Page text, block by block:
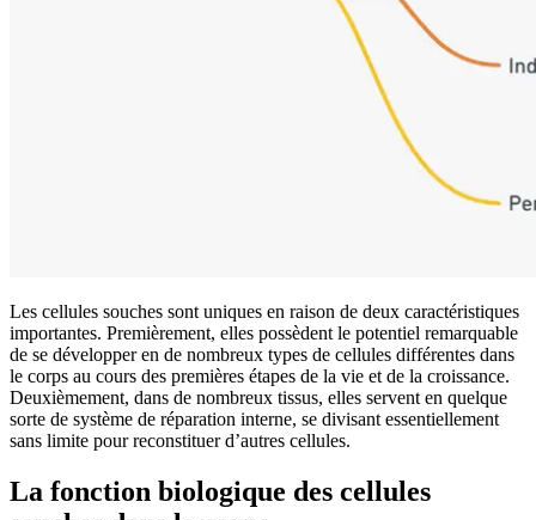
Les cellules souches sont uniques en raison de deux caractéristiques
importantes. Premièrement, elles possèdent le potentiel remarquable
de se développer en de nombreux types de cellules différentes dans
le corps au cours des premières étapes de la vie et de la croissance.
Deuxièmement, dans de nombreux tissus, elles servent en quelque
sorte de système de réparation interne, se divisant essentiellement
sans limite pour reconstituer d’autres cellules.
La fonction biologique des cellules